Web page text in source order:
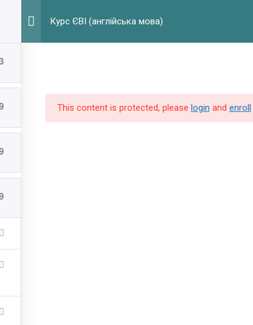
Курс ЄВІ (англійська мова)
This content is protected, please login and enroll